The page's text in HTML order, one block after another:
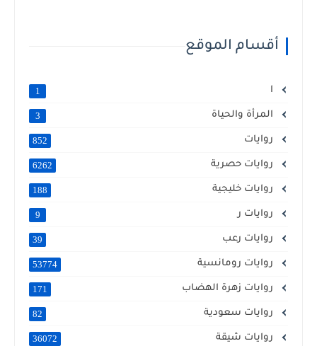
أقسام الموقع
ا 1
المرأة والحياة 3
روايات 852
روايات حصرية 6262
روايات خليجية 188
روايات ر 9
روايات رعب 39
روايات رومانسية 53774
روايات زهرة الهضاب 171
روايات سعودية 82
روايات شيقة 36072